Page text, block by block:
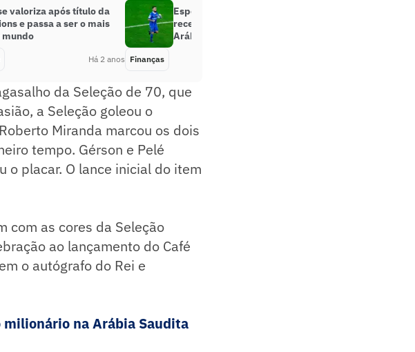
valoriza após título da
e passa a ser o mais
mundo
Há 2 anos
Especulado no Brasil, Michael
recebe salário milionário na
Arábia Saudita
Finanças
da Seleção de 70, que
a Seleção goleou o
Miranda marcou os dois
tempo. Gérson e Pelé
o placar. O lance inicial do item
com as cores da Seleção
ao lançamento do Café
o autógrafo do Rei e
milionário na Arábia Saudita